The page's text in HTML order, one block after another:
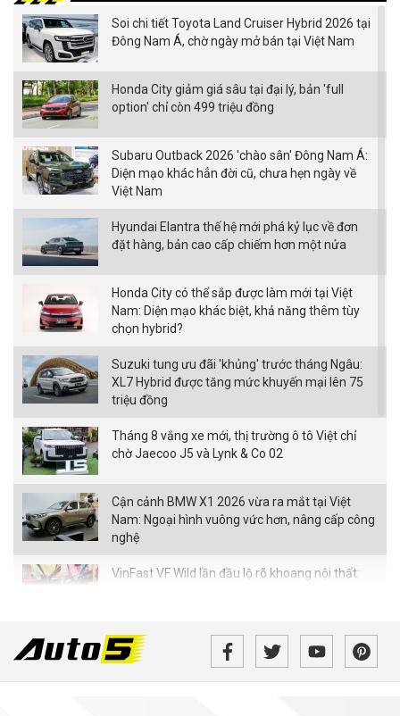
Soi chi tiết Toyota Land Cruiser Hybrid 2026 tại
Đông Nam Á, chờ ngày mở bán tại Việt Nam
Honda City giảm giá sâu tại đại lý, bản 'full
option' chỉ còn 499 triệu đồng
Subaru Outback 2026 'chào sân' Đông Nam Á:
Diện mạo khác hẳn đời cũ, chưa hẹn ngày về
Việt Nam
Hyundai Elantra thế hệ mới phá kỷ lục về đơn
đặt hàng, bản cao cấp chiếm hơn một nửa
Honda City có thể sắp được làm mới tại Việt
Nam: Diện mạo khác biệt, khả năng thêm tùy
chọn hybrid?
Suzuki tung ưu đãi 'khủng' trước tháng Ngâu:
XL7 Hybrid được tăng mức khuyến mại lên 75
triệu đồng
Tháng 8 vắng xe mới, thị trường ô tô Việt chỉ
chờ Jaecoo J5 và Lynk & Co 02
Cận cảnh BMW X1 2026 vừa ra mắt tại Việt
Nam: Ngoại hình vuông vức hơn, nâng cấp công
nghệ
VinFast VF Wild lần đầu lộ rõ khoang nội thất:
Nhiều ô tô thủng lốp trên cao tốc qua Đắk Lắk:
Xe chở phế liệu có phải 'thủ phạm'?